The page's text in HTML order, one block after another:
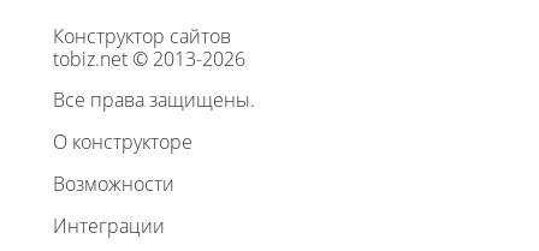
Конструктор сайтов
tobiz.net © 2013-2026
Все права защищены.
О конструкторе
Возможности
Интеграции